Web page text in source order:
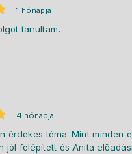
1 hónapja
tanultam.
4 hónapja
érdekes téma. Mint minden
jól felépített és Anita